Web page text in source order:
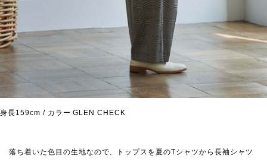
身長159cm / カラー GLEN CHECK
落ち着いた色目の生地なので、トップスを夏のTシャツから長袖シャツ